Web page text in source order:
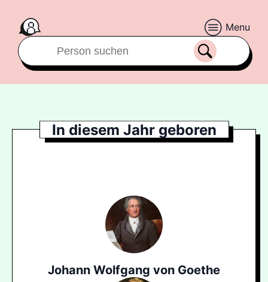
Menu
In diesem Jahr geboren
Johann Wolfgang von Goethe